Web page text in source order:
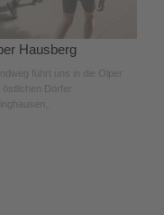
Hausberg
führt uns in die Olper
Dörfer